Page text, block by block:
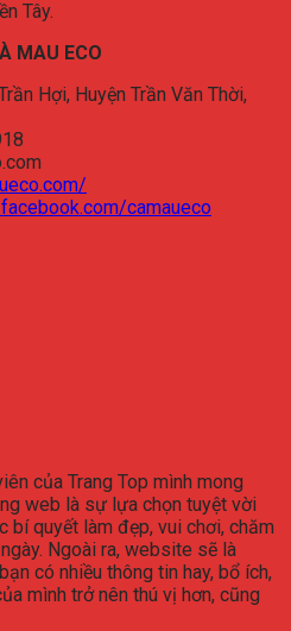
Tây.
MAU ECO
Hợi, Huyện Trần Văn Thời,
camaueco
của Trang Top mình mong
web là sự lựa chọn tuyệt vời
bí quyết làm đẹp, vui chơi, chăm
Ngoài ra, website sẽ là
có nhiều thông tin hay, bổ ích,
mình trở nên thú vị hơn, cũng